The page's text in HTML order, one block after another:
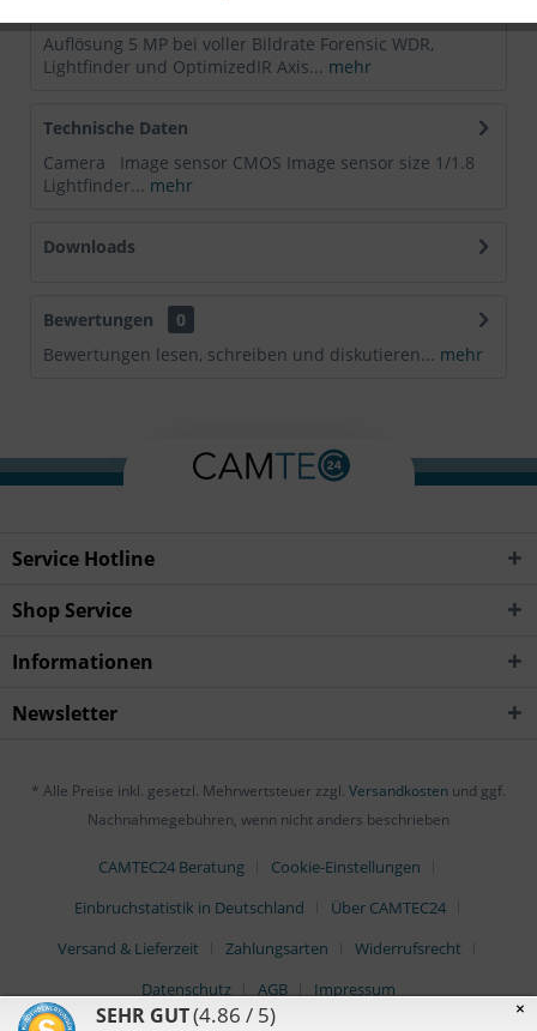
Auflösung 5 MP bei voller Bildrate Forensic WDR,
Lightfinder und OptimizedIR Axis... mehr
Technische Daten
Camera Image sensor CMOS Image sensor size 1/1.8
Lightfinder... mehr
Downloads
Bewertungen
0
Bewertungen lesen, schreiben und diskutieren... mehr
Service Hotline
Shop Service
Informationen
Newsletter
* Alle Preise inkl. gesetzl. Mehrwertsteuer zzgl. Versandkosten und ggf.
Nachnahmegebühren, wenn nicht anders beschrieben
CAMTEC24 Beratung
Cookie-Einstellungen
Einbruchstatistik in Deutschland
Über CAMTEC24
Versand & Lieferzeit
Zahlungsarten
Widerrufsrecht
Datenschutz
AGB Impressum
×
SEHR GUT(4.86 / 5)